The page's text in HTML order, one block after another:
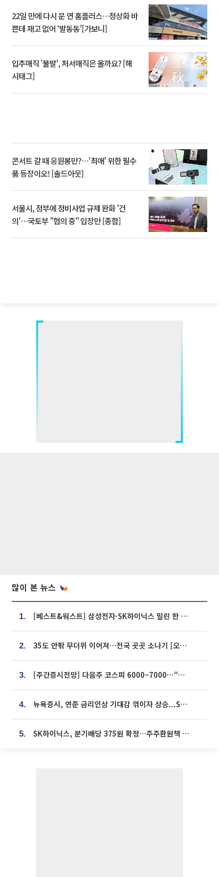
22일 만에 다시 문 연 홈플러스…정상화 바
쁜데 재고 없어 ‘발동동’[가보니]
입추매직 '불발', 처서매직은 올까요? [해
시태그]
콘서트 갈 때 응원봉만?⋯'최애' 위한 필수
품 등장이오! [솔드아웃]
서울시, 정부에 정비사업 규제 완화 '건
의'⋯국토부 "협의 중" 입장만 [종합]
많이 본 뉴스
1. [베스트&워스트] 삼성전자·SK하이닉스 밀린 한 주…상상인증권은 85% 급등
2. 35도 안팎 무더위 이어져…전국 곳곳 소나기 [오늘 날씨]
3. [주간증시전망] 다음주 코스피 6000~7000⋯“外人 수급은 정책이 변수”
4. 뉴욕증시, 연준 금리인상 기대감 꺾이자 상승...S&P500 사상 최고치 [종합]
5. SK하이닉스, 분기배당 375원 확정…주주환원책 9월로 앞당겨 발표